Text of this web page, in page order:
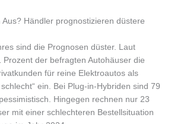
Aus? Händler prognostizieren düstere
sind die Prognosen düster. Laut
Prozent der befragten Autohäuser die
für reine Elektroautos als
schlecht“ ein. Bei Plug-in-Hybriden sind 79
Hingegen rechnen nur 23
mit einer schlechteren Bestellsituation